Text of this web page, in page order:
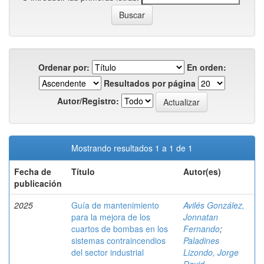
Ordenar por:
En orden:
Resultados por página
Autor/Registro:
Mostrando resultados 1 a 1 de 1
Fecha de
publicación
Título Autor(es)
2025
Guía de mantenimiento
para la mejora de los
cuartos de bombas en los
sistemas contraincendios
del sector industrial
Avilés González,
Jonnatan
Fernando;
Paladines
Lizondo, Jorge